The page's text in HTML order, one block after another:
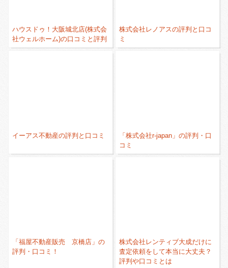
ハウスドゥ！大阪城北店(株式会
社ウェルホーム)の口コミと評判
株式会社レノアスの評判と口コ
ミ
イーアス不動産の評判と口コミ
「株式会社r-japan」の評判・口
コミ
「福屋不動産販売 京橋店」の
評判・口コミ！
株式会社レンティブ大成だけに
査定依頼をして本当に大丈夫？
評判や口コミとは